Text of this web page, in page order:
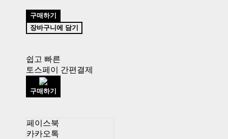
구매하기
장바구니에 담기
쉽고 빠른
토스페이 간편결제
구매하기
페이스북
카카오톡